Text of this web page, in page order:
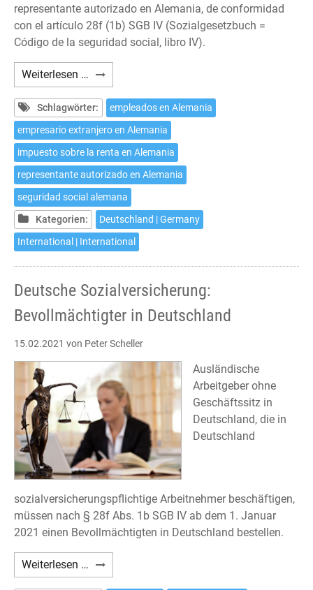
representante autorizado en Alemania, de conformidad
con el artículo 28f (1b) SGB IV (Sozialgesetzbuch =
Código de la seguridad social, libro IV).
Weiterlesen … Seguridad
Social
alemana:
Representante
autorizado
en
Alemania
Schlagwörter:
empleados en Alemania
empresario extranjero en Alemania
impuesto sobre la renta en Alemania
representante autorizado en Alemania
seguridad social alemana
Kategorien:
Deutschland | Germany
International | International
Deutsche Sozialversicherung:
Bevollmächtigter in Deutschland
15.02.2021 von Peter Scheller
Ausländische
Arbeitgeber ohne
Geschäftssitz in
Deutschland, die in
Deutschland
sozialversicherungspflichtige Arbeitnehmer beschäftigen,
müssen nach § 28f Abs. 1b SGB IV ab dem 1. Januar
2021 einen Bevollmächtigten in Deutschland bestellen.
Weiterlesen … Deutsche
Sozialversicherung: